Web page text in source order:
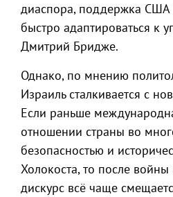
диаспора, поддержка США
быстро адаптироваться к
Дмитрий Бридже.
Однако, по мнению
Израиль сталкивается с
Если раньше
отношении страны во
безопасностью и
Холокоста, то после
дискурс всё чаще